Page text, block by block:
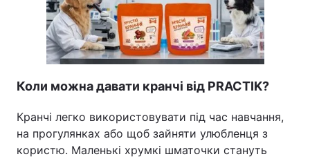
Коли можна давати кранчі від PRACTIK?
Кранчі легко використовувати під час навчання,
на прогулянках або щоб зайняти улюбленця з
користю. Маленькі хрумкі шматочки стануть